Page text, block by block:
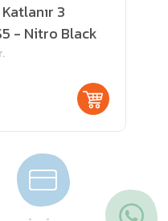
3
- Nitro Black